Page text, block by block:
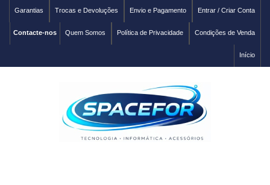
Entrar / Criar Conta
Envio e Pagamento
Trocas e Devoluções
Garantias
Condições de Venda
Política de Privacidade
Quem Somos
Contacte-nos
Início